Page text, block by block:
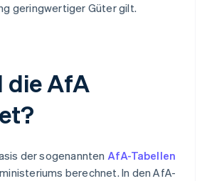
geringwertiger Güter gilt.
die AfA
der sogenannten AfA-Tabellen
berechnet. In den AfA-